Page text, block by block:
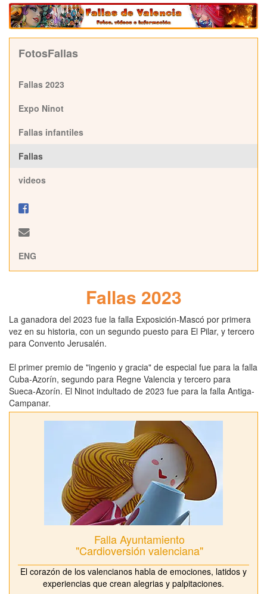
FotosFallas
Fallas 2023
Expo Ninot
Fallas infantiles
Fallas
videos
ENG
Fallas 2023
La ganadora del 2023 fue la falla Exposición-Mascó por primera
vez en su historia, con un segundo puesto para El Pilar, y tercero
para Convento Jerusalén.
El primer premio de "ingenio y gracia" de especial fue para la falla
Cuba-Azorín, segundo para Regne Valencia y tercero para
Sueca-Azorín. El Ninot indultado de 2023 fue para la falla Antiga-
Campanar.
Falla Ayuntamiento
"Cardioversión valenciana"
El corazón de los valencianos habla de emociones, latidos y
experiencias que crean alegrias y palpitaciones.